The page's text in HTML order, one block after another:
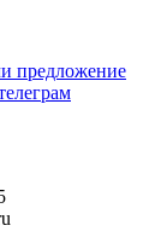
предложение